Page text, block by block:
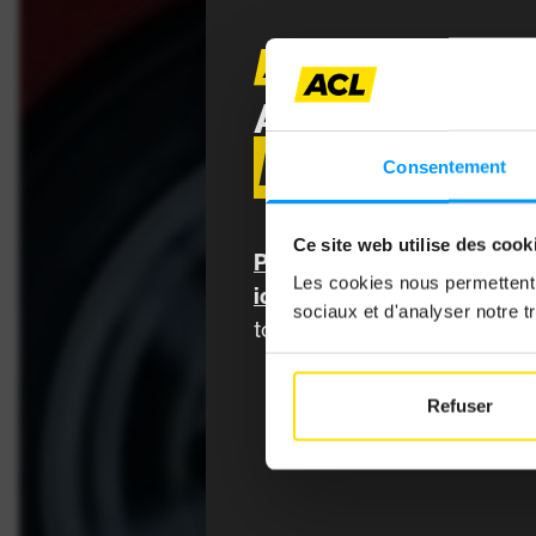
Consentement
Ce site web utilise des
Les cookies nous
sociaux et d'analyser notre
Refuser
Article
avec vos
dans
recevoir le
Les
ARTICLE
MEMBRES
Pour y accéder, connectez-
identifiants MyACL,et
tous les contenus et au